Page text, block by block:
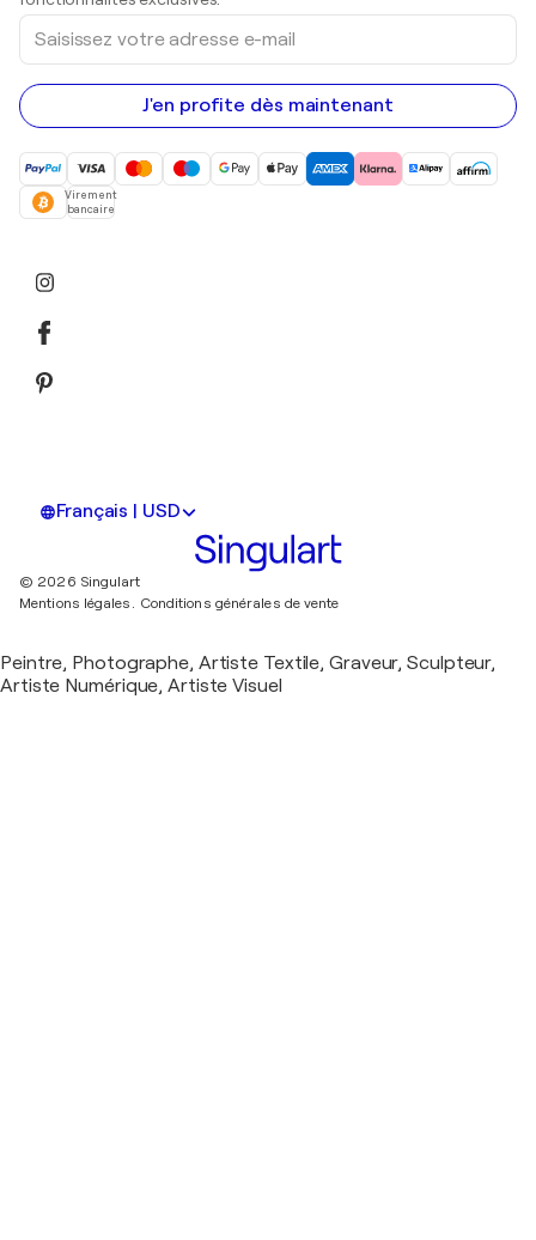
Saisissez
votre
adresse
e-
mail
J'en profite dès maintenant
Virement
bancaire
Français | USD
© 2026 Singulart
Mentions légales. Conditions générales de vente
Peintre, Photographe, Artiste Textile, Graveur, Sculpteur,
Artiste Numérique, Artiste Visuel